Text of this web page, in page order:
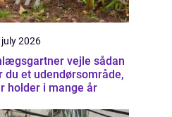
2026
vejle sådan
du et udendørsområde,
holder i mange år